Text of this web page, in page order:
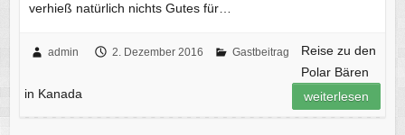
verhieß natürlich nichts Gutes für…
admin 2. Dezember 2016 Gastbeitrag
Reise zu den
Polar Bären
in Kanada
weiterlesen